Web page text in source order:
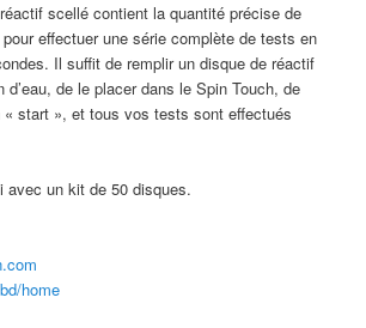
scellé contient la quantité précise de
effectuer une série complète de tests en
Il suffit de remplir un disque de réactif
d’eau, de le placer dans le Spin Touch, de
« start », et tous vos tests sont effectués
avec un kit de 50 disques.
home